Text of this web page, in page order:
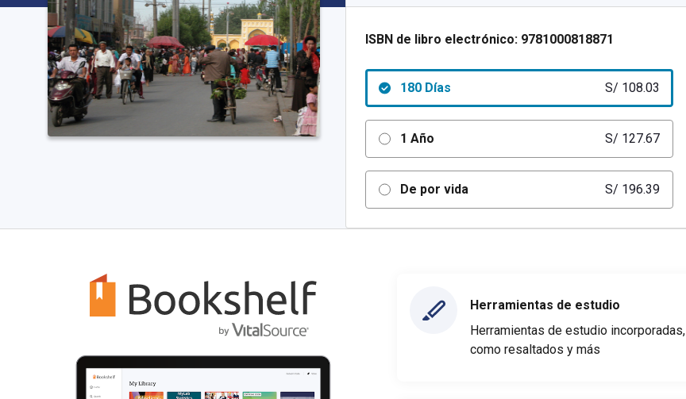
ISBN de libro electrónico: 9781000818871
180 Días S/ 108.03
1 Año S/ 127.67
De por vida S/ 196.39
Herramientas de estudio
Herramientas de estudio incorporadas,
como resaltados y más